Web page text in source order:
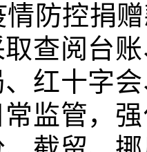
情防控捐
查阅台
红十字
监管，